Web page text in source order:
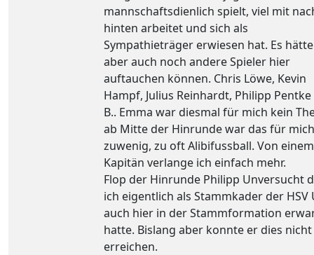
mannschaftsdienlich spielt, viel mit
hinten arbeitet und sich als
Sympathieträger erwiesen hat. Es
aber auch noch andere Spieler hier
auftauchen können. Chris Löwe, Kevin
Hampf, Julius Reinhardt, Philipp Pentke
B.. Emma war diesmal für mich kein
ab Mitte der Hinrunde war das für mich
zuwenig, zu oft Alibifussball. Von einem
Kapitän verlange ich einfach mehr.
Flop der Hinrunde Philipp Unversucht
ich eigentlich als Stammkader der HSV
auch hier in der Stammformation
hatte. Bislang aber konnte er dies nicht
erreichen.